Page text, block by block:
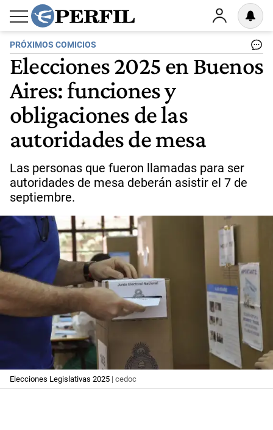
PRÓXIMOS COMICIOS
Elecciones 2025 en Buenos
Aires: funciones y
obligaciones de las
autoridades de mesa
Las personas que fueron llamadas para ser
autoridades de mesa deberán asistir el 7 de
septiembre.
Elecciones Legislativas 2025 | cedoc